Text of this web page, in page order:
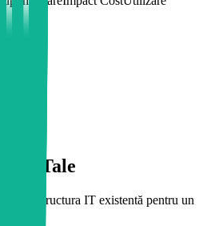
Tale
infrastructura IT existentă pentru un